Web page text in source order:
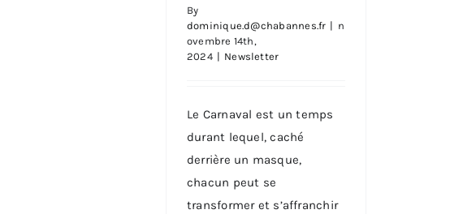
By
dominique.d@chabannes.fr | n
ovembre 14th,
2024 | Newsletter
Le Carnaval est un temps
durant lequel, caché
derrière un masque,
chacun peut se
transformer et s’affranchir